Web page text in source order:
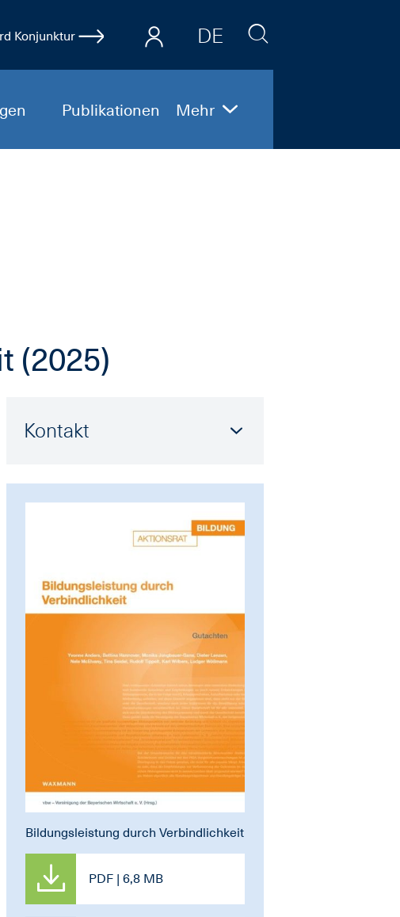
Konjunktur
DE
EN
Mehr
Publikationen
(2025)
Kontakt
Bildungsleistung durch Verbindlichkeit
PDF | 6,8 MB